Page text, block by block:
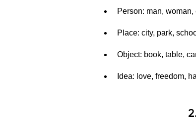
Person: man, woman,
Place: city, park,
Object: book, table,
Idea: love, freedom,